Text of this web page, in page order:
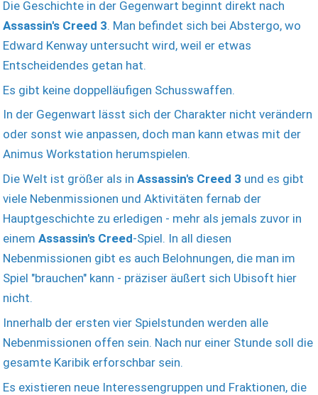
Die Geschichte in der Gegenwart beginnt direkt nach
Assassin's Creed 3. Man befindet sich bei Abstergo, wo
Edward Kenway untersucht wird, weil er etwas
Entscheidendes getan hat.
Es gibt keine doppelläufigen Schusswaffen.
In der Gegenwart lässt sich der Charakter nicht verändern
oder sonst wie anpassen, doch man kann etwas mit der
Animus Workstation herumspielen.
Die Welt ist größer als in Assassin's Creed 3 und es gibt
viele Nebenmissionen und Aktivitäten fernab der
Hauptgeschichte zu erledigen - mehr als jemals zuvor in
einem Assassin's Creed-Spiel. In all diesen
Nebenmissionen gibt es auch Belohnungen, die man im
Spiel "brauchen" kann - präziser äußert sich Ubisoft hier
nicht.
Innerhalb der ersten vier Spielstunden werden alle
Nebenmissionen offen sein. Nach nur einer Stunde soll die
gesamte Karibik erforschbar sein.
Es existieren neue Interessengruppen und Fraktionen, die